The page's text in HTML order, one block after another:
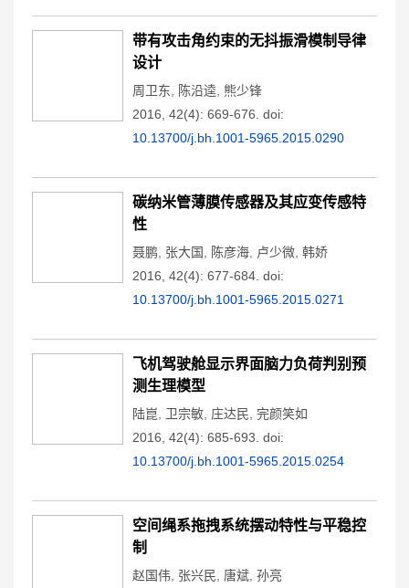
带有攻击角约束的无抖振滑模制导律
设计
周卫东 陈沿逵 熊少锋
2016, 42(4): 669-676. doi:
10.13700/j.bh.1001-5965.2015.0290
碳纳米管薄膜传感器及其应变传感特
性
聂鹏 张大国 陈彦海 卢少微 韩娇
2016, 42(4): 677-684. doi:
10.13700/j.bh.1001-5965.2015.0271
飞机驾驶舱显示界面脑力负荷判别预
测生理模型
陆崑 卫宗敏 庄达民 完颜笑如
2016, 42(4): 685-693. doi:
10.13700/j.bh.1001-5965.2015.0254
空间绳系拖拽系统摆动特性与平稳控
制
赵国伟 张兴民 唐斌 孙亮